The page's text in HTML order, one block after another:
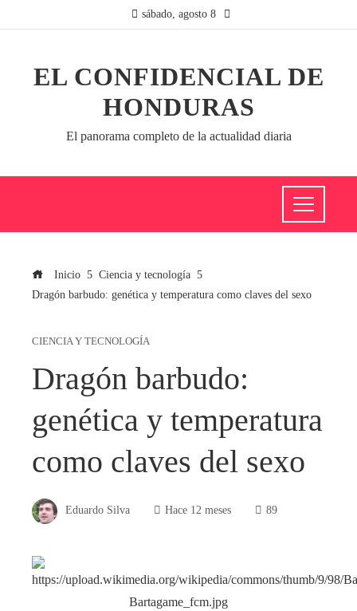
sábado, agosto 8
EL CONFIDENCIAL DE
HONDURAS
El panorama completo de la actualidad diaria
Inicio
Ciencia y tecnología
Dragón barbudo: genética y temperatura como claves del sexo
CIENCIA Y TECNOLOGÍA
Dragón barbudo:
genética y temperatura
como claves del sexo
Eduardo Silva Hace 12 meses 89